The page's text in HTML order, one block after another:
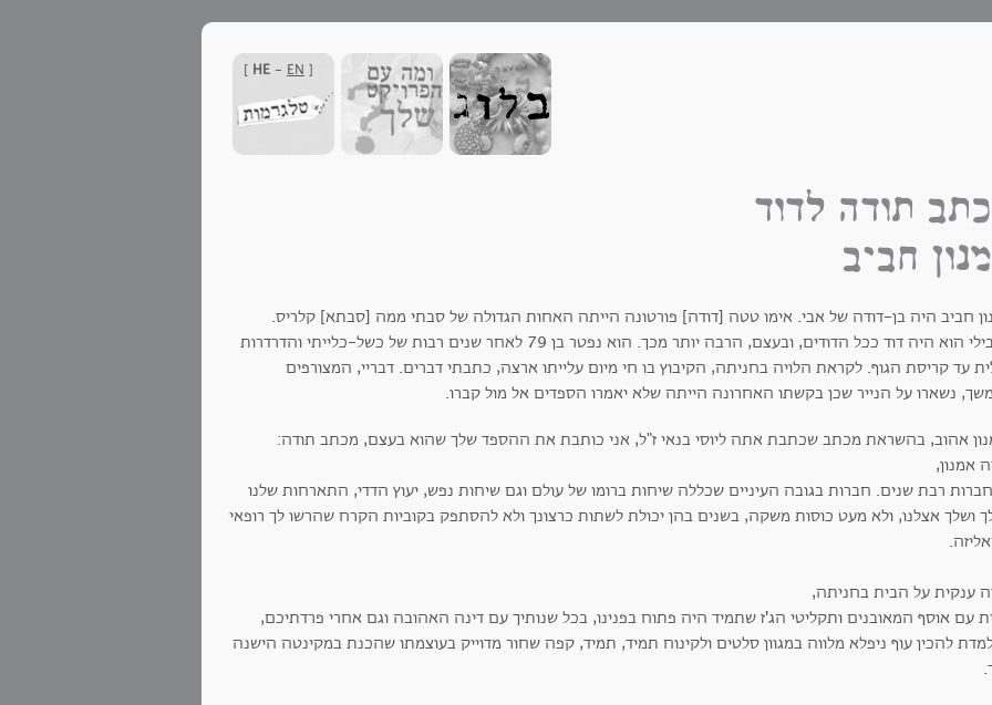
[
HE - EN
]
תודה לדוד
חביב
חביב היה בן-דודה של אבי. אימו טטה [דודה] פורטונה הייתה האחות הגדולה של סבתי ממה [סבתא] קלריס.
בשבילי הוא היה דוד ככל הדודים, ובעצם, הרבה יותר מכך. הוא נפטר בן 79 לאחר שנים רבות של כשל-כלייתי והדרדרות
עד קריסת הגוף. לקראת הלויה בחניתה, הקיבוץ בו חי מיום עלייתו ארצה, כתבתי דברים. דבריי, המצורפים
נשארו על הנייר שכן בקשתו האחרונה הייתה שלא יאמרו הספדים אל מול קברו.
אהוב, בהשראת מכתב שכתבת אתה ליוסי בנאי ז"ל, אני כותבת את ההספד שלך שהוא בעצם, מכתב תודה:
אמנון,
רבת שנים. חברות בגובה העיניים שכללה שיחות ברומו של עולם וגם שיחות נפש, יעוץ הדדי, התארחות שלנו
ושלך אצלנו, ולא מעט כוסות משקה, בשנים בהן יכולת לשתות כרצונך ולא להסתפק בקוביות הקרח שהרשו לך רופאי
ענקית על הבית בחניתה,
עם אוסף המאובנים ותקליטי הג'ז שתמיד היה פתוח בפנינו, בכל שנותיך עם דינה האהובה וגם אחרי פרדתיכם,
להכין עוף ניפלא מלווה במגוון סלטים ולקינוח תמיד, תמיד, קפה שחור מדוייק בעוצמתו שהכנת במקינטה הישנה